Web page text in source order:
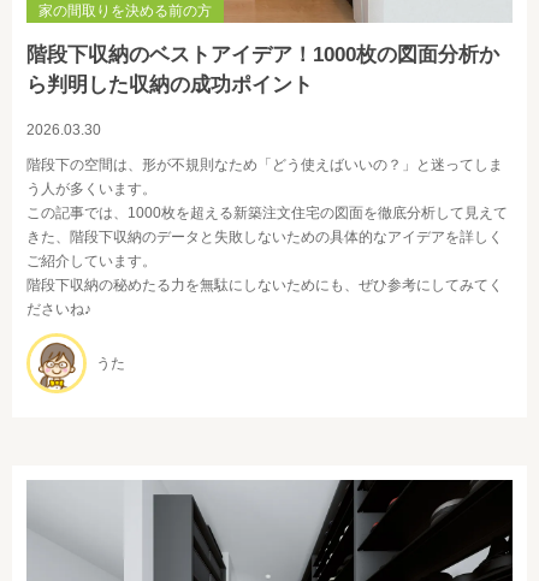
家の間取りを決める前の方
階段下収納のベストアイデア！1000枚の図面分析か
ら判明した収納の成功ポイント
2026.03.30
階段下の空間は、形が不規則なため「どう使えばいいの？」と迷ってしま
う人が多くいます。
この記事では、1000枚を超える新築注文住宅の図面を徹底分析して見えて
きた、階段下収納のデータと失敗しないための具体的なアイデアを詳しく
ご紹介しています。
階段下収納の秘めたる力を無駄にしないためにも、ぜひ参考にしてみてく
ださいね♪
うた